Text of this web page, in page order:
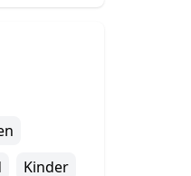
Kinder